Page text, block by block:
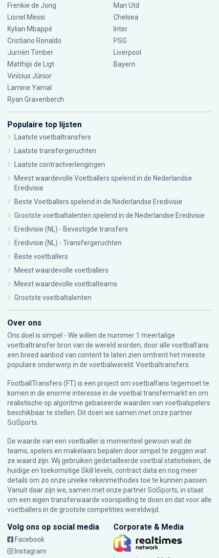
Frenkie de Jong
Lionel Messi
Kylian Mbappé
Cristiano Ronaldo
Jurriën Timber
Matthijs de Ligt
Vinícius Júnior
Lamine Yamal
Ryan Gravenberch
Man Utd
Chelsea
Inter
PSG
Liverpool
Bayern
Populaire top lijsten
Laatste voetbaltransfers
Laatste transfergeruchten
Laatste contractverlengingen
Meest waardevolle Voetballers spelend in de Nederlandse
Eredivisie
Beste Voetballers spelend in de Nederlandse Eredivisie
Grootste voetbaltalenten spelend in de Nederlandse Eredivisie
Eredivisie (NL) - Bevestigde transfers
Eredivisie (NL) - Transfergeruchten
Beste voetballers
Meest waardevolle voetballers
Meest waardevolle voetbalteams
Grootste voetbaltalenten
Over ons
Ons doel is simpel - We willen de nummer 1 meertalige
voetbaltransfer bron van de wereld worden, door alle voetbalfans
een breed aanbod van content te laten zien omtrent het meeste
populaire onderwerp in de voetbalwereld: Voetbaltransfers.
FootballTransfers (FT) is een project om voetbalfans tegemoet te
komen in de enorme interesse in de voetbal transfermarkt en om
realistische op algoritme gebaseerde waarden van voetbalspelers
beschikbaar te stellen. Dit doen we samen met onze partner
SciSports
De waarde van een voetballer is momenteel gewoon wat de
teams, spelers en makelaars bepalen door simpel te zeggen wat
ze waard zijn. Wij gebruiken gedetailleerde voetbal statistieken, de
huidige en toekomstige Skill levels, contract data en nog meer
details om zo onze unieke rekenmethodes toe te kunnen passen.
Vanuit daar zijn we, samen met onze partner SciSports, in staat
om een eigen transferwaarde voorspelling te doen en dat voor alle
voetballers in de grootste competities wereldwijd.
Volg ons op social media
Facebook
Instagram
Corporate & Media